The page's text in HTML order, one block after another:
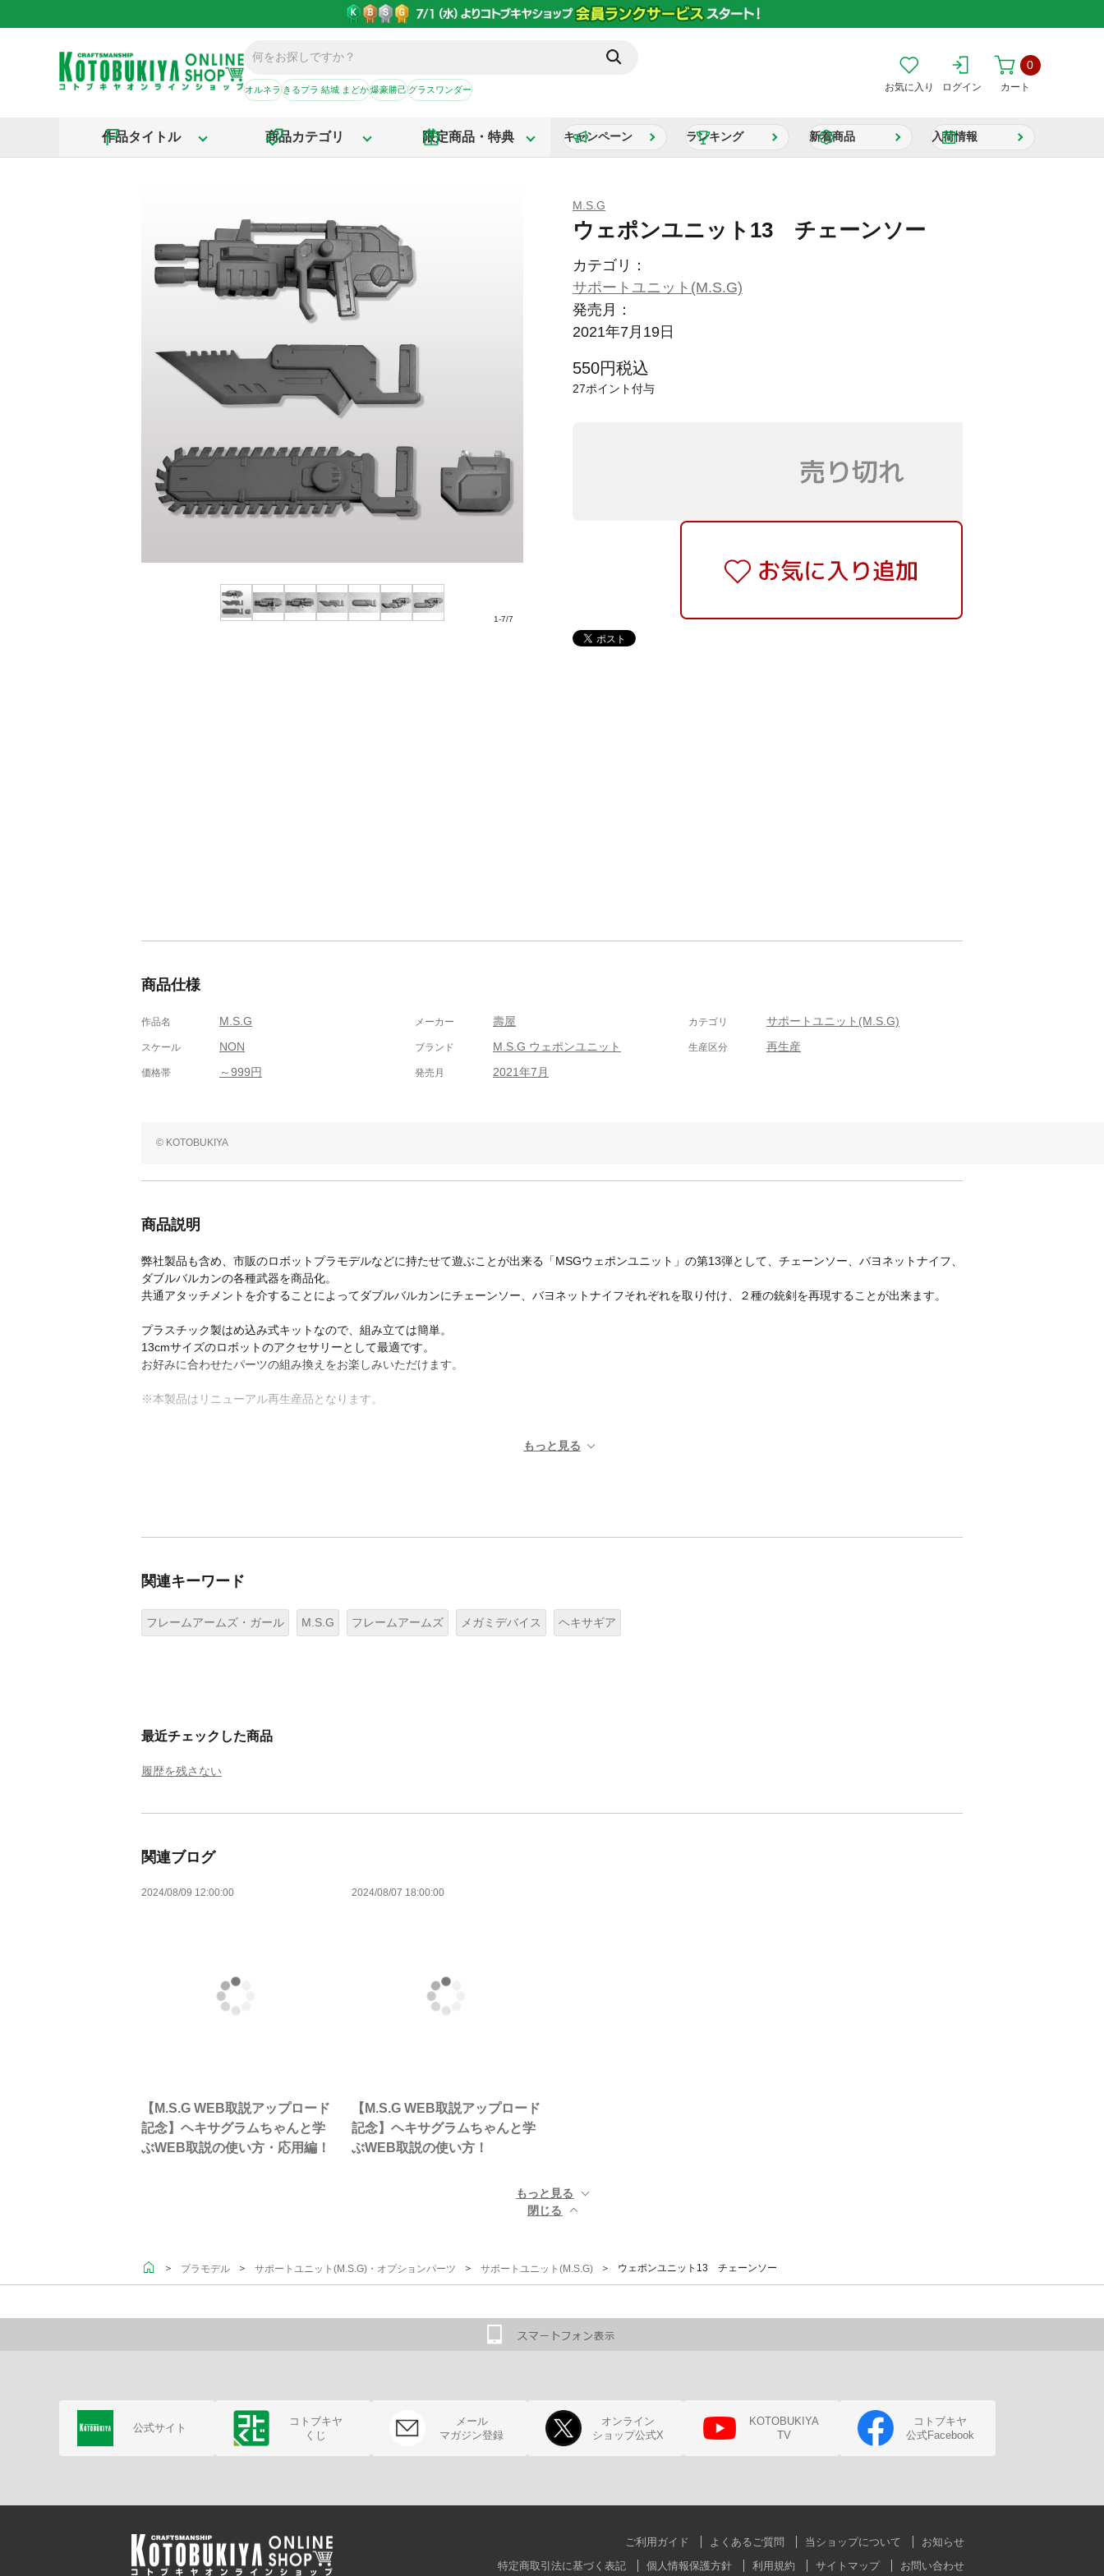
オルネラきるプラ 結城 まどか爆豪勝己グラスワンダー お気に入り ログイン カート
0
作品タイトル 商品カテゴリ 限定商品・特典 キャンペーン ランキング 新着商品 入荷情報
1-7/7
M.S.G
ウェポンユニット13 チェーンソー
カテゴリ：
サポートユニット(M.S.G)
発売月：
2021年7月19日
550円税込
27ポイント付与
商品仕様
作品名 M.S.G メーカー 壽屋 カテゴリ サポートユニット(M.S.G)
スケール NON ブランド M.S.G ウェポンユニット 生産区分 再生産
価格帯 ～999円 発売月 2021年7月
© KOTOBUKIYA
商品説明
弊社製品も含め、市販のロボットプラモデルなどに持たせて遊ぶことが出来る「MSGウェポンユニット」の第13弾として、チェーンソー、バヨネットナイフ、
ダブルバルカンの各種武器を商品化。
共通アタッチメントを介することによってダブルバルカンにチェーンソー、バヨネットナイフそれぞれを取り付け、２種の銃剣を再現することが出来ます。
プラスチック製はめ込み式キットなので、組み立ては簡単。
13cmサイズのロボットのアクセサリーとして最適です。
お好みに合わせたパーツの組み換えをお楽しみいただけます。
※本製品はリニューアル再生産品となります。
関連キーワード
フレームアームズ・ガール M.S.G フレームアームズ メガミデバイス ヘキサギア
最近チェックした商品
履歴を残さない
関連ブログ
2024/08/09 12:00:00
【M.S.G WEB取説アップロード
記念】ヘキサグラムちゃんと学
ぶWEB取説の使い方・応用編！
2024/08/07 18:00:00
【M.S.G WEB取説アップロード
記念】ヘキサグラムちゃんと学
ぶWEB取説の使い方！
もっと見る ▼
閉じる ▲
＞ プラモデル ＞ サポートユニット(M.S.G)・オプションパーツ ＞ サポートユニット(M.S.G) ＞ ウェポンユニット13 チェーンソー
公式サイト
コトブキヤ
くじ
メール
マガジン登録
オンライン
ショップ公式X
KOTOBUKIYA
TV
コトブキヤ
公式Facebook
ご利用ガイド よくあるご質問 当ショップについて
お知らせ
特定商取引法に基づく表記
個人情報保護方針 利用規約 サイトマップ お問い合わせ